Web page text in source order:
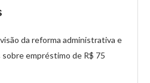
da reforma administrativa e
empréstimo de R$ 75